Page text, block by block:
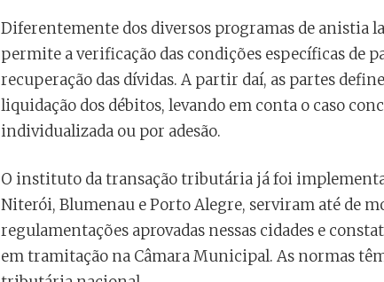
Diferentemente dos diversos programas de anistia
permite a verificação das condições específicas de
recuperação das dívidas. A partir daí, as partes
liquidação dos débitos, levando em conta o caso
individualizada ou por adesão.
O instituto da transação tributária já foi
Niterói, Blumenau e Porto Alegre, serviram até de
regulamentações aprovadas nessas cidades e
em tramitação na Câmara Municipal. As normas